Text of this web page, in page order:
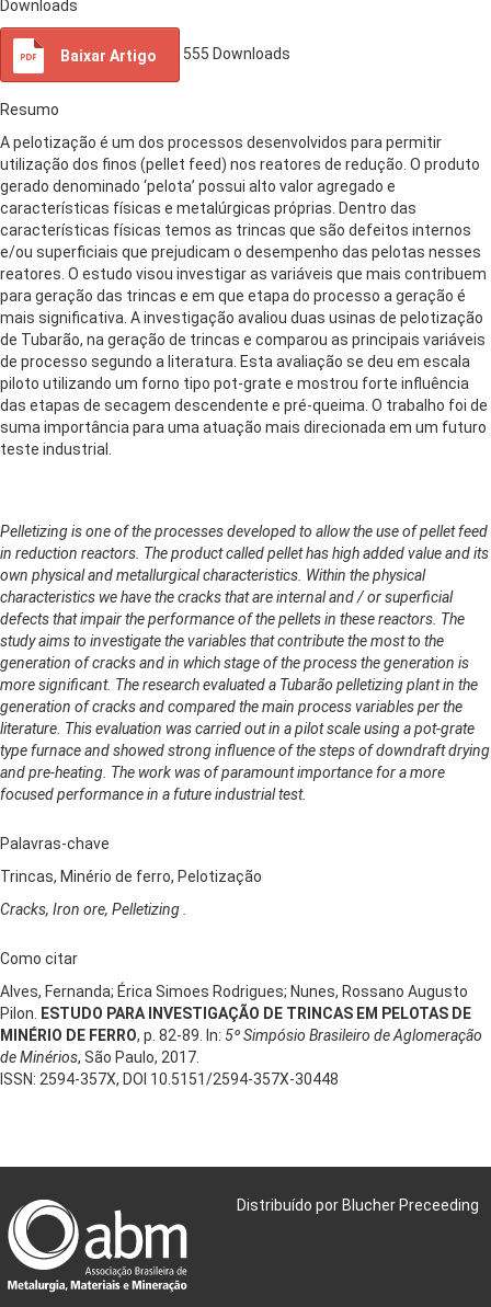
Downloads
Baixar Artigo 555 Downloads
Resumo
A pelotização é um dos processos desenvolvidos para permitir
utilização dos finos (pellet feed) nos reatores de redução. O produto
gerado denominado ‘pelota’ possui alto valor agregado e
características físicas e metalúrgicas próprias. Dentro das
características físicas temos as trincas que são defeitos internos
e/ou superficiais que prejudicam o desempenho das pelotas nesses
reatores. O estudo visou investigar as variáveis que mais contribuem
para geração das trincas e em que etapa do processo a geração é
mais significativa. A investigação avaliou duas usinas de pelotização
de Tubarão, na geração de trincas e comparou as principais variáveis
de processo segundo a literatura. Esta avaliação se deu em escala
piloto utilizando um forno tipo pot-grate e mostrou forte influência
das etapas de secagem descendente e pré-queima. O trabalho foi de
suma importância para uma atuação mais direcionada em um futuro
teste industrial.
Pelletizing is one of the processes developed to allow the use of pellet feed
in reduction reactors. The product called pellet has high added value and its
own physical and metallurgical characteristics. Within the physical
characteristics we have the cracks that are internal and / or superficial
defects that impair the performance of the pellets in these reactors. The
study aims to investigate the variables that contribute the most to the
generation of cracks and in which stage of the process the generation is
more significant. The research evaluated a Tubarão pelletizing plant in the
generation of cracks and compared the main process variables per the
literature. This evaluation was carried out in a pilot scale using a pot-grate
type furnace and showed strong influence of the steps of downdraft drying
and pre-heating. The work was of paramount importance for a more
focused performance in a future industrial test.
Palavras-chave
Trincas, Minério de ferro, Pelotização
Cracks, Iron ore, Pelletizing .
Como citar
Alves, Fernanda; Érica Simoes Rodrigues; Nunes, Rossano Augusto
Pilon.
ESTUDO PARA INVESTIGAÇÃO DE TRINCAS EM PELOTAS DE
MINÉRIO DE FERRO, p. 82-89. In: 5º Simpósio Brasileiro de Aglomeração
de Minérios, São Paulo, 2017.
ISSN: 2594-357X, DOI 10.5151/2594-357X-30448
Distribuído por Blucher Preceeding